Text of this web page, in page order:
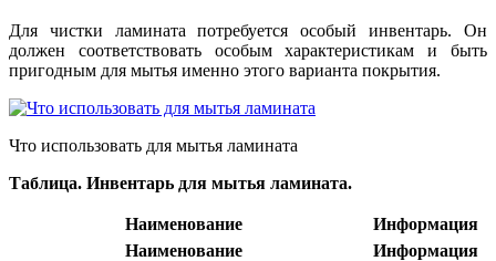
Для чистки ламината потребуется особый инвентарь. Он
должен соответствовать особым характеристикам и быть
пригодным для мытья именно этого варианта покрытия.
Что использовать для мытья ламината
Таблица. Инвентарь для мытья ламината.
Наименование
Информация
Наименование
Информация